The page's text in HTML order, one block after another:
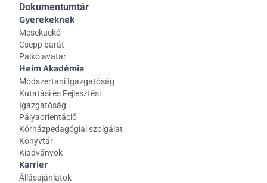
Gyerekeknek
Mesekuckó
Csepp barát
Palkó avatar
Heim Akadémia
Módszertani Igazgatóság
Kutatási és Fejlesztési
Igazgatóság
Pályaorientáció
Kórházpedagógiai szolgálat
Könyvtár
Kiadványok
Karrier
Állásajánlatok
Dokumentumtár